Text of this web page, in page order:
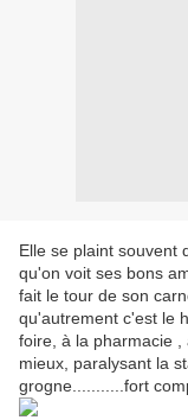
Elle se plaint souvent
qu'on voit ses bons
fait le tour de son
qu'autrement c'est le
foire, à la pharmacie
mieux, paralysant la
grogne...........fort